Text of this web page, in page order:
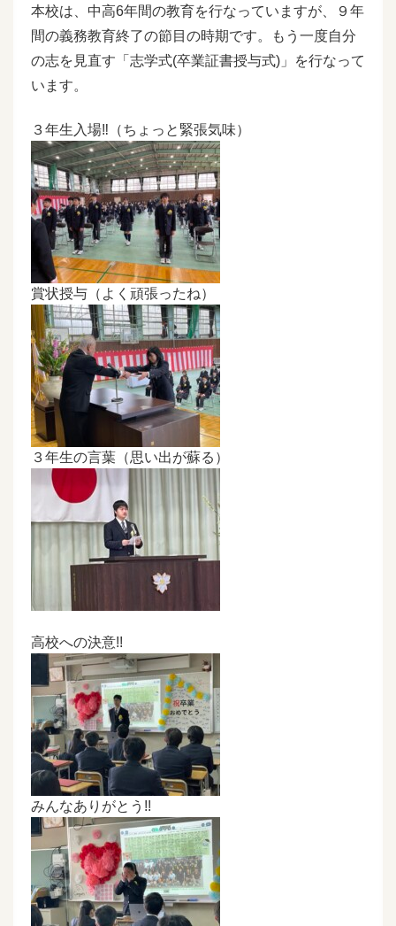
本校は、中高6年間の教育を行なっていますが、９年
間の義務教育終了の節目の時期です。
もう一度自分
の志を見直す「志学式(卒業証書授与式) 」を行なって
います。
３年生入場‼（ちょっと緊張気味）
賞状授与（よく頑張ったね）
３年生の言葉（思い出が蘇る）
高校への決意!!
みんなありがとう!!